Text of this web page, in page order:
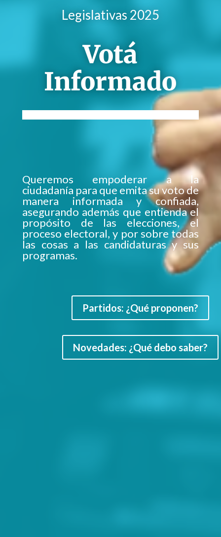
Legislativas 2025
Votá
Informado
Queremos empoderar a la
ciudadanía para que emita su voto de
manera informada y confiada,
asegurando además que entienda el
propósito de las elecciones, el
proceso electoral, y por sobre todas
las cosas a las candidaturas y sus
programas.
Partidos: ¿Qué proponen?
Novedades: ¿Qué debo saber?